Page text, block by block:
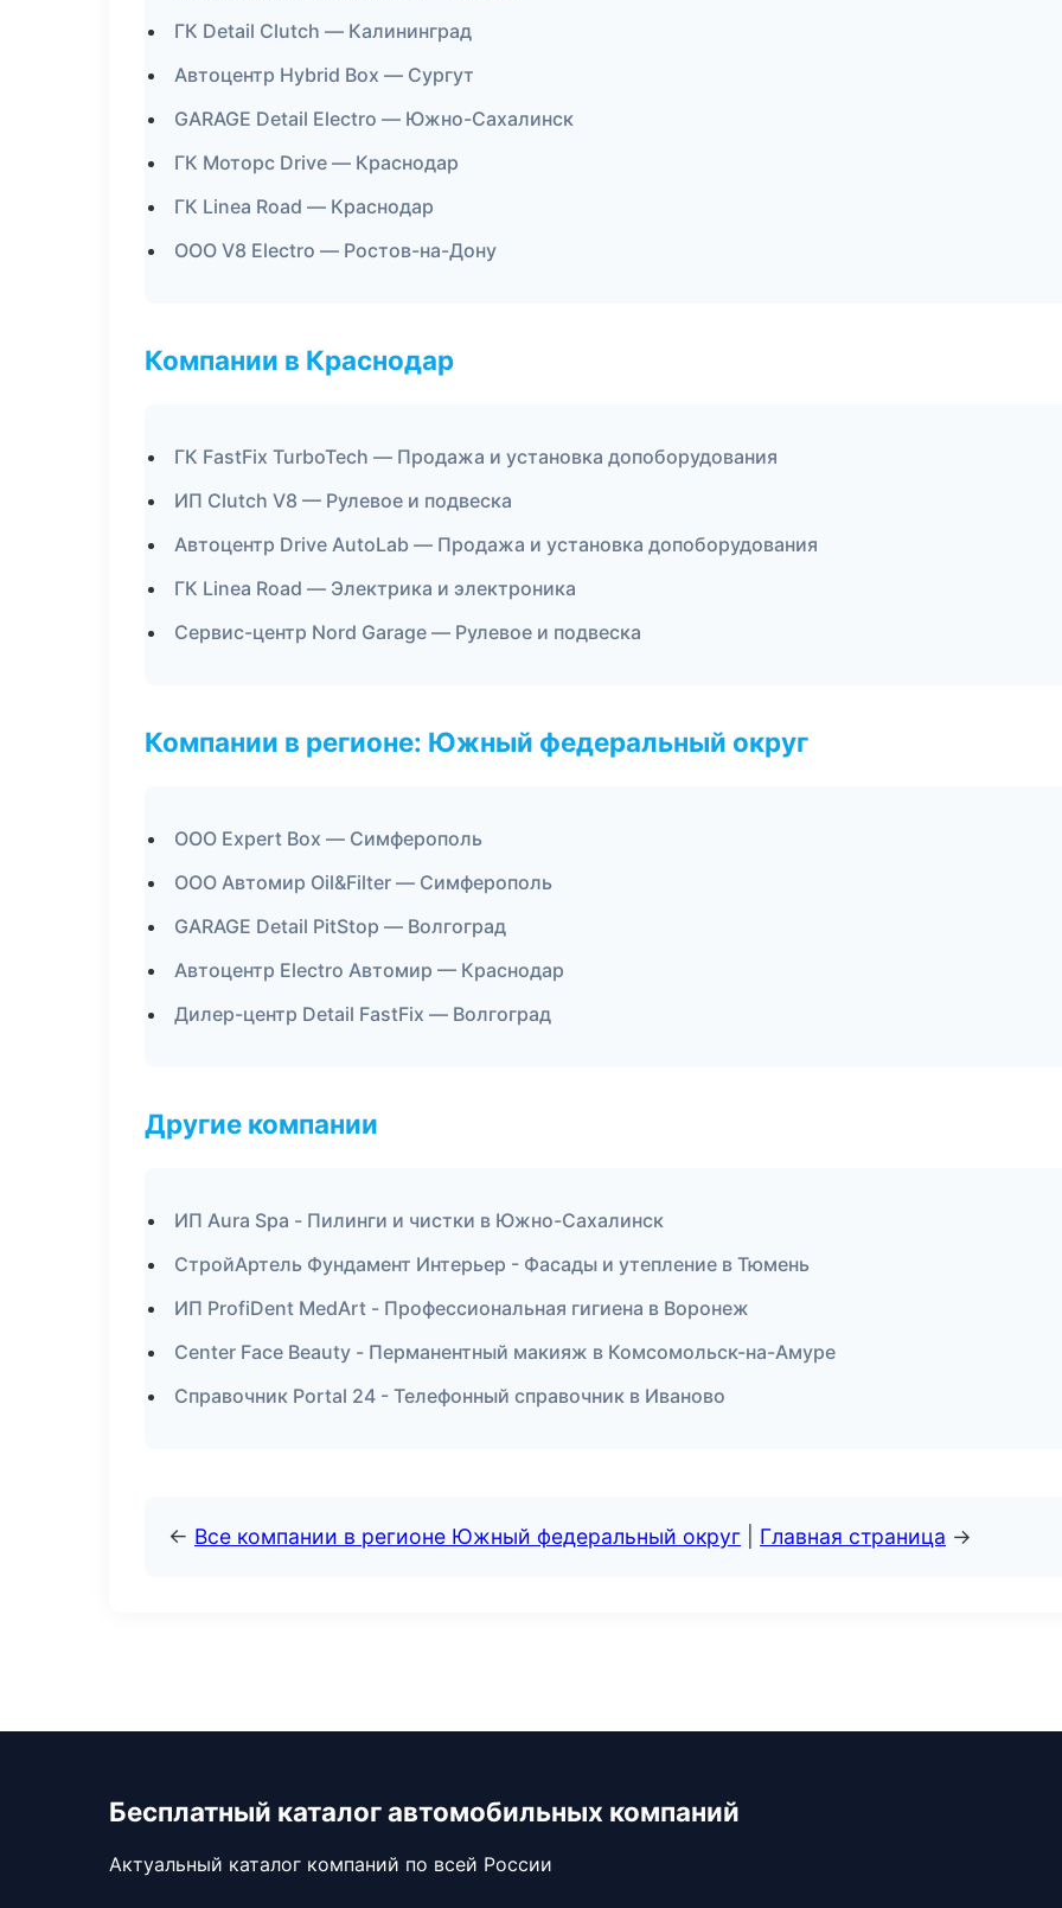
ГК Detail Clutch — Калининград
Автоцентр Hybrid Box — Сургут
GARAGE Detail Electro — Южно-Сахалинск
ГК Моторс Drive — Краснодар
ГК Linea Road — Краснодар
ООО V8 Electro — Ростов-на-Дону
Компании в Краснодар
ГК FastFix TurboTech — Продажа и установка допоборудования
ИП Clutch V8 — Рулевое и подвеска
Автоцентр Drive AutoLab — Продажа и установка допоборудования
ГК Linea Road — Электрика и электроника
Сервис-центр Nord Garage — Рулевое и подвеска
Компании в регионе: Южный федеральный округ
ООО Expert Box — Симферополь
ООО Автомир Oil&Filter — Симферополь
GARAGE Detail PitStop — Волгоград
Автоцентр Electro Автомир — Краснодар
Дилер-центр Detail FastFix — Волгоград
Другие компании
ИП Aura Spa - Пилинги и чистки в Южно-Сахалинск
СтройАртель Фундамент Интерьер - Фасады и утепление в Тюмень
ИП ProfiDent MedArt - Профессиональная гигиена в Воронеж
Center Face Beauty - Перманентный макияж в Комсомольск-на-Амуре
Справочник Portal 24 - Телефонный справочник в Иваново
← Все компании в регионе Южный федеральный округ Главная страница →
Бесплатный каталог автомобильных компаний
Актуальный каталог компаний по всей России